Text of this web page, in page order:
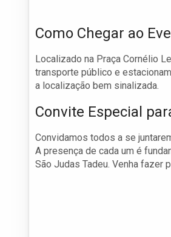
Como Chegar ao
Localizado na Praça Cornélio
transporte público e
a localização bem sinalizada.
Convite Especial
Convidamos todos a se
A presença de cada um é
São Judas Tadeu. Venha fazer